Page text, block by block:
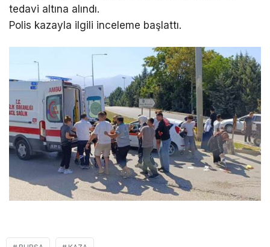
tedavi altına alındı.
Polis kazayla ilgili inceleme başlattı.